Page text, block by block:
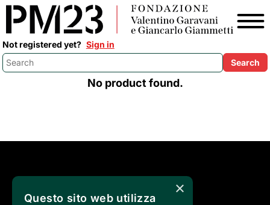
Not registered yet? Sign in
No product found.
SEGUICI SU×
Questo sito web utilizza